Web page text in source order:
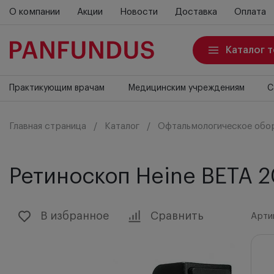
О компании Акции Новости Доставка Оплата
Каталог
Практикующим врачам Медицинским учреждениям
Главная страница Каталог Офтальмологическое
Ретиноскоп Heine BETA
В избранное Сравнить